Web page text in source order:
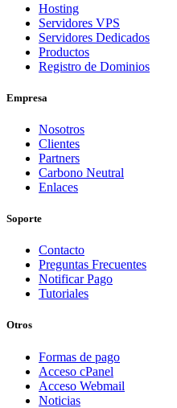
Hosting
Servidores VPS
Servidores Dedicados
Productos
Registro de Dominios
Empresa
Nosotros
Clientes
Partners
Carbono Neutral
Enlaces
Soporte
Contacto
Preguntas Frecuentes
Notificar Pago
Tutoriales
Otros
Formas de pago
Acceso cPanel
Acceso Webmail
Noticias